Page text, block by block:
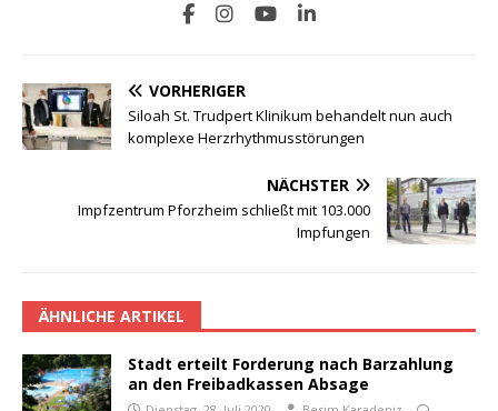
VORHERIGER
Siloah St. Trudpert Klinikum behandelt nun auch
komplexe Herzrhythmusstörungen
NÄCHSTER
Impfzentrum Pforzheim schließt mit 103.000
Impfungen
ÄHNLICHE ARTIKEL
Stadt erteilt Forderung nach Barzahlung
an den Freibadkassen Absage